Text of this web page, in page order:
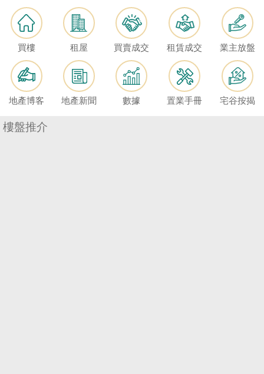
盤
宅
谷
按
揭
地
產
買樓 租屋 買賣成交 租賃成交 業主放盤
地產博客 地產新聞 數據 置業手冊 宅谷按揭
樓盤推介